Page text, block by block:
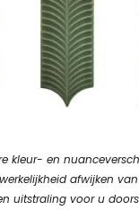
kleur- en
afwijken
uitstraling voor u